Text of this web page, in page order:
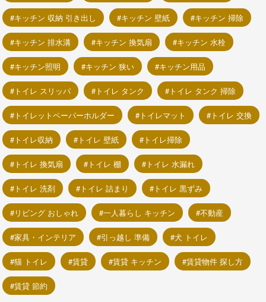
キッチン 収納 引き出し キッチン 壁紙 キッチン 掃除
キッチン 排水溝 キッチン 換気扇 キッチン 水栓
キッチン照明 キッチン 狭い キッチン用品
トイレ スリッパ トイレ タンク トイレ タンク 掃除
トイレットペーパーホルダー トイレマット トイレ 交換
トイレ収納 トイレ 壁紙 トイレ掃除
トイレ 換気扇 トイレ 棚 トイレ 水漏れ
トイレ 洗剤 トイレ 詰まり トイレ 黒ずみ
リビング おしゃれ 一人暮らし キッチン 不動産
家具・インテリア 引っ越し 準備 犬 トイレ
猫 トイレ 賃貸 賃貸 キッチン 賃貸物件 探し方
賃貸 節約